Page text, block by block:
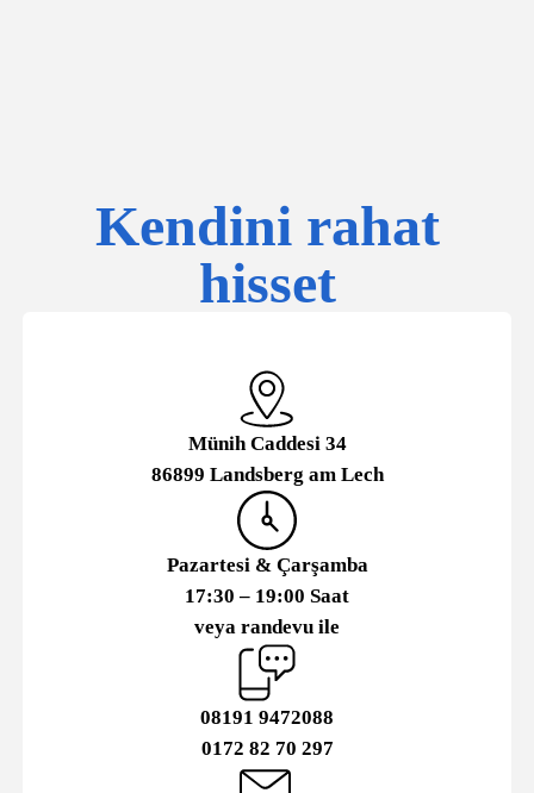
Kendini rahat
hisset
Münih Caddesi 34
86899 Landsberg am Lech
Pazartesi & Çarşamba
17:30 – 19:00 Saat
veya randevu ile
08191 9472088
0172 82 70 297